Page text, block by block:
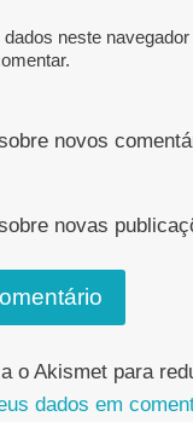
neste
novos
novas
o Akismet para
dados em